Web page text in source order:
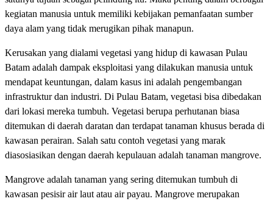
kegiatan manusia untuk memiliki kebijakan pemanfaatan sumber
daya alam yang tidak merugikan pihak manapun.
Kerusakan yang dialami vegetasi yang hidup di kawasan Pulau
Batam adalah dampak eksploitasi yang dilakukan manusia untuk
mendapat keuntungan, dalam kasus ini adalah pengembangan
infrastruktur dan industri. Di Pulau Batam, vegetasi bisa dibedakan
dari lokasi mereka tumbuh. Vegetasi berupa perhutanan biasa
ditemukan di daerah daratan dan terdapat tanaman khusus berada di
kawasan perairan. Salah satu contoh vegetasi yang marak
diasosiasikan dengan daerah kepulauan adalah tanaman mangrove.
Mangrove adalah tanaman yang sering ditemukan tumbuh di
kawasan pesisir air laut atau air payau. Mangrove merupakan